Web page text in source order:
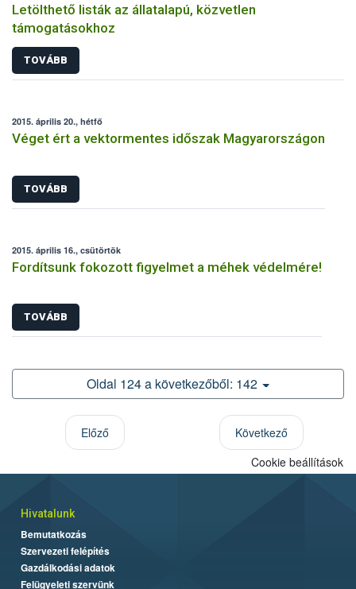
Letölthető listák az állatalapú, közvetlen
támogatásokhoz
TOVÁBB
2015. április 20., hétfő
Véget ért a vektormentes időszak Magyarországon
TOVÁBB
2015. április 16., csütörtök
Fordítsunk fokozott figyelmet a méhek védelmére!
TOVÁBB
Oldal 124 a következőből: 142
Előző
Következő
Cookie beállítások
Hivatalunk
Bemutatkozás
Szervezeti felépítés
Gazdálkodási adatok
Felügyeleti szervünk